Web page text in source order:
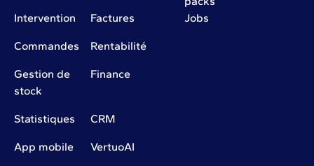
Intervention Factures
Commandes Rentabilité
Gestion de
stock
Finance
Statistiques CRM
App mobile VertuoAI
Jobs